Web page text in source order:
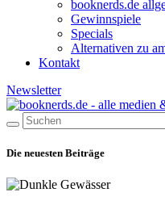
booknerds.de
Gewinnspiele
Specials
Alternativen zu
Kontakt
Newsletter
Die neuesten Beiträge